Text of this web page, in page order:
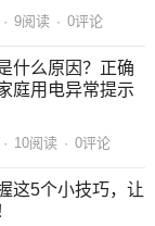
· 9阅读 · 0评论
什么原因？正确
庭用电异常提示
· 10阅读 · 0评论
这5个小技巧，让